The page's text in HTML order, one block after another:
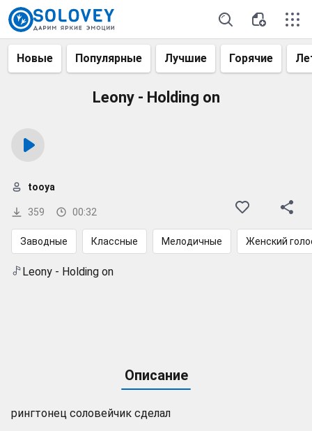
Новые Популярные Лучшие Горячие
Leony - Holding on
359 00:32
tooya
Заводные Классные Мелодичные Женский
Leony - Holding on
Описание
рингтонец соловейчик сделал